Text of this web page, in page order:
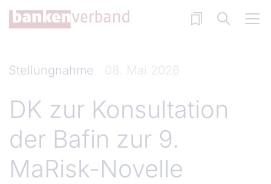
Direkt zum Inhalt
Stellungnahme 08. Mai 2026
DK zur Konsultation
der Bafin zur 9.
MaRisk-Novelle